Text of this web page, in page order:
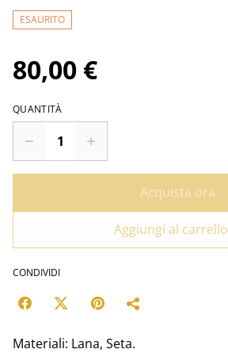
ESAURITO
80,00 €
QUANTITÀ
Acquista ora
Aggiungi al carrello
CONDIVIDI
Materiali: Lana, Seta.